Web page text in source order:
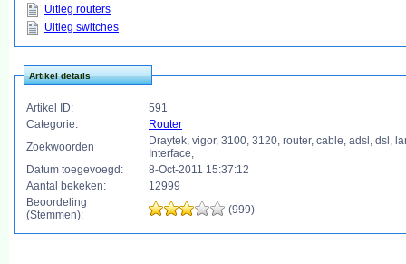
Uitleg routers
Uitleg switches
Artikel details
Artikel ID:
591
Categorie:
Router
Zoekwoorden
Draytek, vigor, 3100, 3120, router, cable, adsl, dsl,
Interface,
Datum toegevoegd:
8-Oct-2011 15:37:12
Aantal bekeken:
12999
Beoordeling
(Stemmen):
(999)